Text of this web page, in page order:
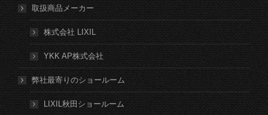
取扱商品メーカー
株式会社 LIXIL
YKK AP株式会社
弊社最寄りのショールーム
LIXIL秋田ショールーム